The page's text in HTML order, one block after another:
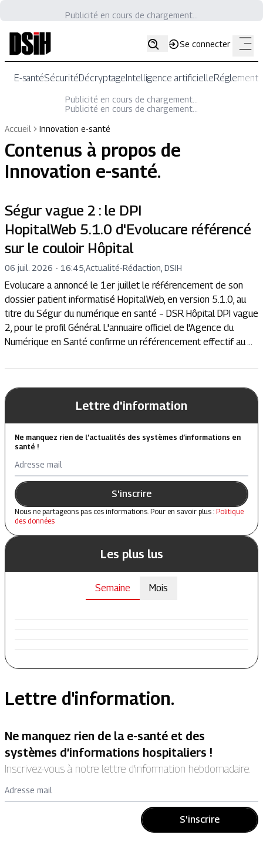
Publicité en cours de chargement...
Se connecter
E-santéSécuritéDécryptageIntelligence artificielle
Publicité en cours de chargement...
Publicité en cours de chargement...
Accueil
Innovation e-santé
Contenus à propos de
Innovation e-santé.
Ségur vague 2 : le DPI
HopitalWeb 5.1.0 d'Evolucare référencé
sur le couloir Hôpital
06 juil. 2026 - 16:45 Actualité-Rédaction, DSIH
Evolucare a annoncé le 1er juillet le référencement de son
dossier patient informatisé HopitalWeb, en version 5.1.0, au
titre du Ségur du numérique en santé – DSR Hôpital DPI vague
2, pour le profil Général. L'annuaire officiel de l'Agence du
Numérique en Santé confirme un référencement effectif au ...
Lettre d'information
Ne manquez rien de l’actualités des systèmes d’informations en
santé !
Adresse mail
S'inscrire
Nous ne partageons pas ces informations. Pour en savoir plus : Politique
des données
Les plus lus
Semaine Mois
Lettre d'information.
Ne manquez rien de la e-santé et des
systèmes d’informations hospitaliers !
Inscrivez-vous à notre lettre d’information hebdomadaire.
Adresse mail
S'inscrire